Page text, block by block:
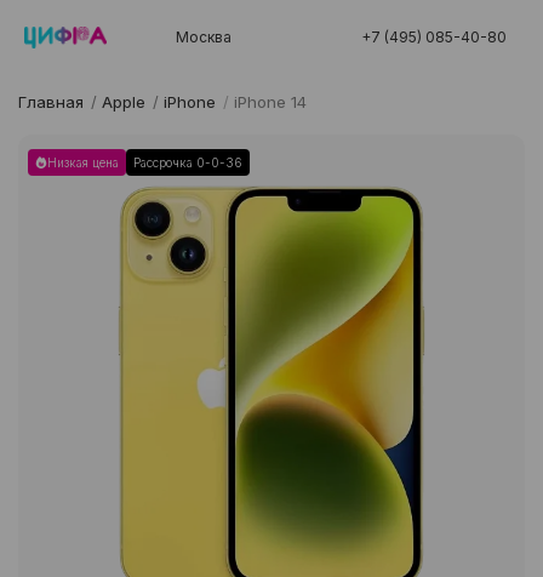
Москва +7 (495) 085-40-80
Главная / Apple / iPhone / iPhone 14
Низкая цена Рассрочка 0-0-36